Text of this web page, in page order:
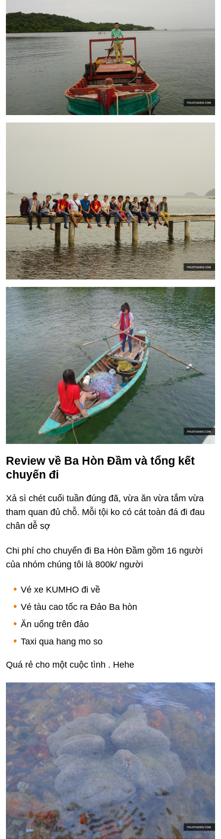
Review về Ba Hòn Đầm và tổng kết
chuyến đi
Xả sì chét cuối tuần đúng đã, vừa ăn vừa tắm vừa
tham quan đủ chỗ. Mỗi tội ko có cát toàn đá đi đau
chân dễ sợ
Chi phí cho chuyến đi Ba Hòn Đầm gồm 16 người
của nhóm chúng tôi là 800k/ người
Vé xe KUMHO đi về
Vé tàu cao tốc ra Đảo Ba hòn
Ăn uống trên đảo
Taxi qua hang mo so
Quá rẻ cho một cuộc tình . Hehe